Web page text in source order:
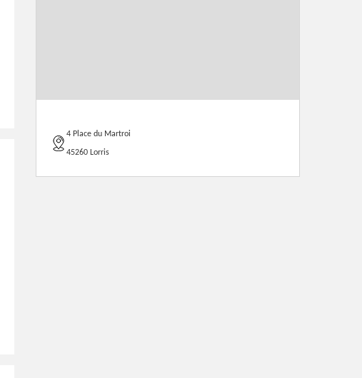
4 Place du Martroi
45260 Lorris